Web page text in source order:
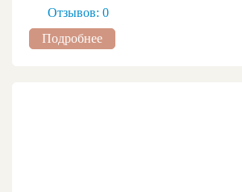
Отзывов: 0
Подробнее